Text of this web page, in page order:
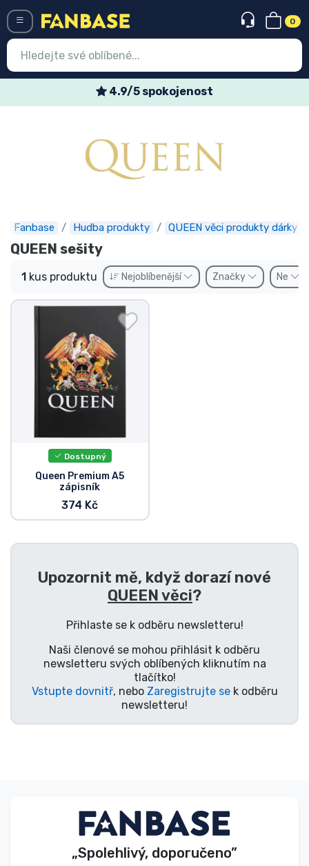
0
4.9/5 spokojenost
Fanbase Hudba produkty QUEEN věci produkty dárky
QUEEN sešity
1 kus produktu Nejoblíbenější Značky Ne
Dostupný
Queen Premium A5
zápisník
374 Kč
Upozornit mě, když dorazí nové
QUEEN věci?
Přihlaste se k odběru newsletteru!
Naši členové se mohou přihlásit k odběru
newsletteru svých oblíbených kliknutím na
tlačítko!
Vstupte dovnitř, nebo Zaregistrujte sek odběru
newsletteru!
„Spolehlivý, doporučeno”
Nejnovější věci
Expresní doručení
Předobjednat
Outlet produkty
Doprava a platba
Seriálové věci
Filmové věci
Úžasné věci
Anime věci
Hráčské věci
Hudební věci